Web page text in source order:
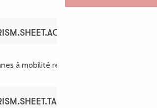
à mobilité réduite